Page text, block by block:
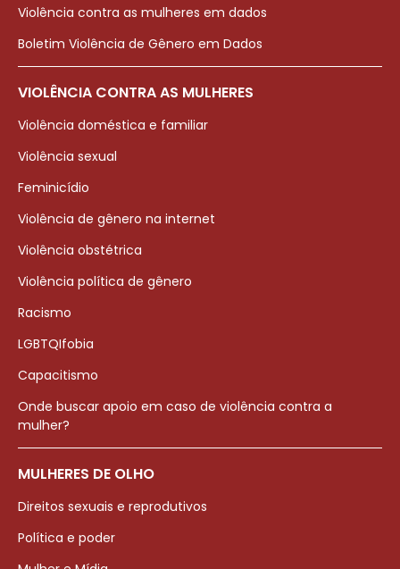
Violência contra as mulheres em dados
Boletim Violência de Gênero em Dados
VIOLÊNCIA CONTRA AS MULHERES
Violência doméstica e familiar
Violência sexual
Feminicídio
Violência de gênero na internet
Violência obstétrica
Violência política de gênero
Racismo
LGBTQIfobia
Capacitismo
Onde buscar apoio em caso de violência contra a
mulher?
MULHERES DE OLHO
Direitos sexuais e reprodutivos
Política e poder